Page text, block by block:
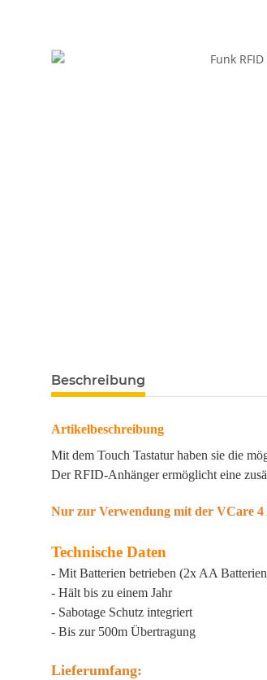
Beschreibung
Artikelbeschreibung
Mit dem Touch Tastatur haben sie die
Der RFID-Anhänger ermöglicht eine
Nur zur Verwendung mit der VCare
Technische Daten
- Mit Batterien betrieben (2x AA
- Hält bis zu einem Jahr
- Sabotage Schutz integriert
- Bis zur 500m Übertragung
Lieferumfang: